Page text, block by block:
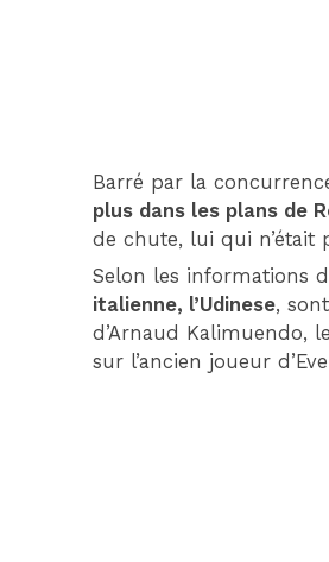
Barré par la
plus dans les plans de
de chute, lui qui n’était
Selon les informations
italienne, l’Udinese,
d’Arnaud Kalimuendo,
sur l’ancien joueur